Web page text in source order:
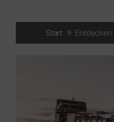
Start Entdecken